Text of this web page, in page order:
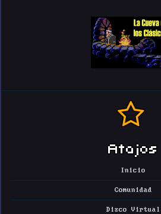
Atajos
Inicio
Comunidad
Disco Virtual